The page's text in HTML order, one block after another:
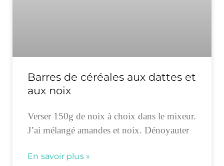
Barres de céréales aux dattes et
aux noix
Verser 150g de noix à choix dans le mixeur.
J’ai mélangé amandes et noix. Dénoyauter
En savoir plus »